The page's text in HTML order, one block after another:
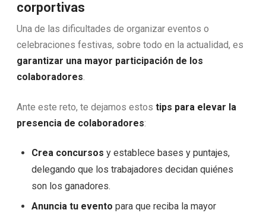
corportivas
Una de las dificultades de organizar eventos o
celebraciones festivas, sobre todo en la actualidad, es
garantizar una mayor participación de los
colaboradores.
Ante este reto, te dejamos estos tips para elevar la
presencia de colaboradores:
Crea concursos y establece bases y puntajes,
delegando que los trabajadores decidan quiénes
son los ganadores.
Anuncia tu evento para que reciba la mayor